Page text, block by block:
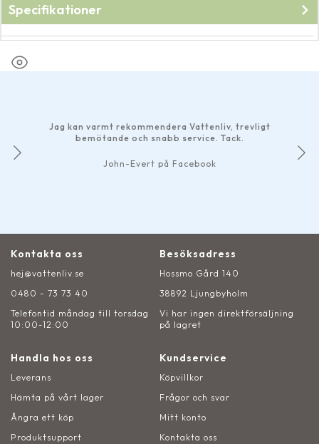
Specifikationer
Jag kan varmt rekommendera Vattenliv, trevligt
bemötande och snabb service. Tack.
John-Evert på Facebook
Kontakta oss
hej@vattenliv.se
0480 - 73 73 40
Telefontid måndag till torsdag
10:00-12:00
Besöksadress
Hossmo Gård 140
38892 Ljungbyholm
Vi har ingen direktförsäljning
på lagret
Handla hos oss
Leverans
Hämta på vårt lager
Ångra ett köp
Produktsupport
Kundservice
Köpvillkor
Frågor och svar
Mitt konto
Kontakta oss